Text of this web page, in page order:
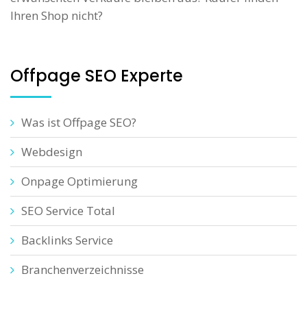
Ihren Shop nicht?
Offpage SEO Experte
Was ist Offpage SEO?
Webdesign
Onpage Optimierung
SEO Service Total
Backlinks Service
Branchenverzeichnisse